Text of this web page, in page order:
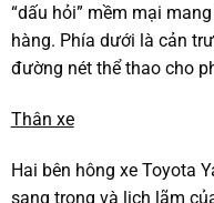
“dấu hỏi” mềm mại
hàng. Phía dưới là cản
đường nét thể thao cho
Thân xe
Hai bên hông xe Toyota
sang trọng và lịch lãm